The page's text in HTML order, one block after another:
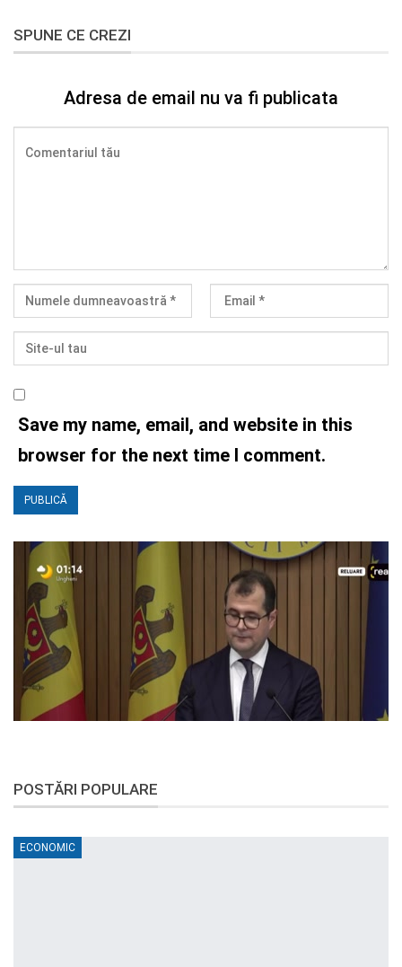
SPUNE CE CREZI
Adresa de email nu va fi publicata
Save my name, email, and website in this
browser for the next time I comment.
POSTĂRI POPULARE
ECONOMIC